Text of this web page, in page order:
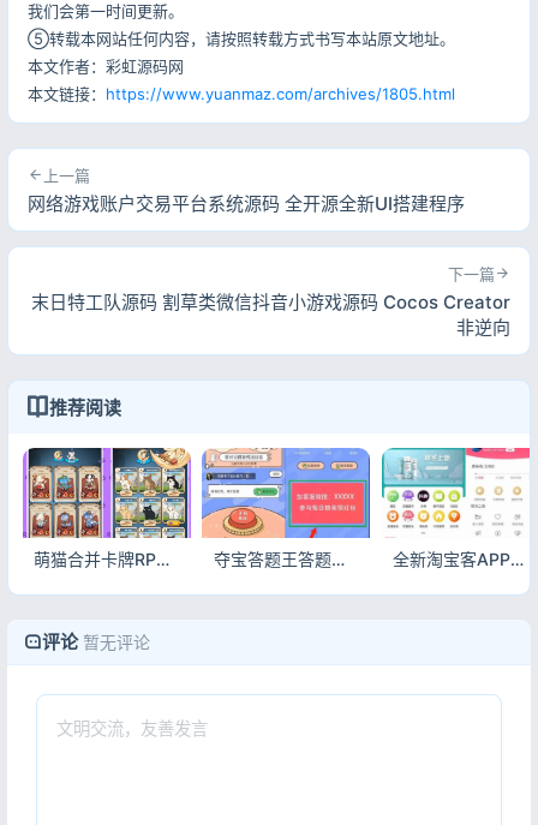
我们会第一时间更新。
⑤转载本网站任何内容，请按照转载方式书写本站原文地址。
本文作者：彩虹源码网
本文链接： https://www.yuanmaz.com/archives/1805.html
上一篇
网络游戏账户交易平台系统源码 全开源全新UI搭建程序
下一篇
末日特工队源码 割草类微信抖音小游戏源码 Cocos Creator
非逆向
推荐阅读
萌猫合并卡牌RPG手游 Unity3D休闲抽卡游戏完整源码项目 夺宝答题王答题小程序源码 完整可部署趣味答题系统 全新淘宝客APP双端原生源码 开源可运营二次开发附全套文档
评论 暂无评论